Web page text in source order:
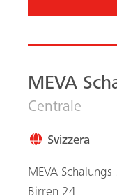
MEVA
Centrale
Svizzera
MEVA
Birren 24